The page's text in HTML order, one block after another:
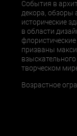
События в
декора, обзоры
исторические
в области
призваны
творческом
Возрастное